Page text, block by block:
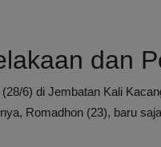
dan
6) di Jembatan Kali
Romadhon (23), baru